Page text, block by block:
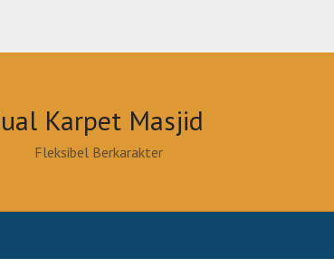
Karpet Masjid
Fleksibel Berkarakter